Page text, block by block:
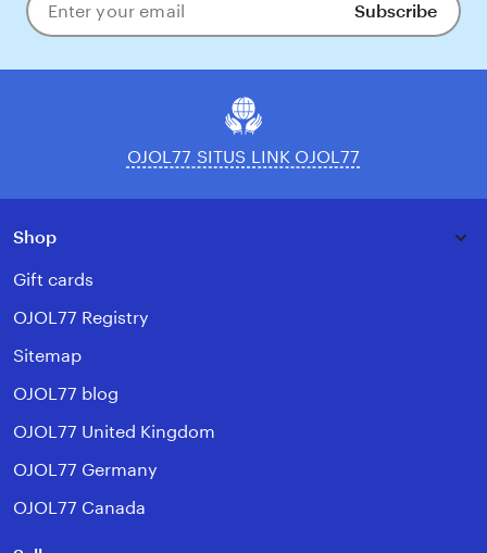
Enter
your
Subscribe
OJOL77 SITUS LINK OJOL77
Shop
Gift cards
OJOL77 Registry
Sitemap
OJOL77 blog
OJOL77 United Kingdom
OJOL77 Germany
OJOL77 Canada